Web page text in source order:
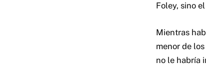
Foley, sino
Mientras
menor de
no le habría